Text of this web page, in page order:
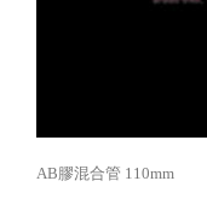
AB膠混合管 110mm